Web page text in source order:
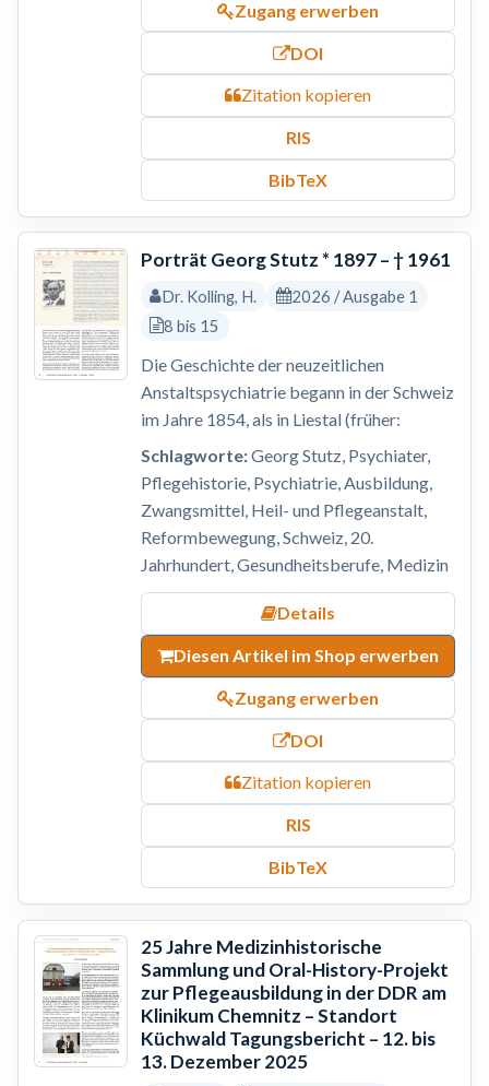
Zugang erwerben
DOI
Zitation kopieren
RIS
BibTeX
Porträt Georg Stutz * 1897 – † 1961
Dr. Kolling, H.
2026 / Ausgabe 1
8 bis 15
Die Geschichte der neuzeitlichen
Anstaltspsychiatrie begann in der Schweiz
im Jahre 1854, als in Liestal (früher:
Schlagworte:Georg Stutz, Psychiater,
Pflegehistorie, Psychiatrie, Ausbildung,
Zwangsmittel, Heil- und Pflegeanstalt,
Reformbewegung, Schweiz, 20.
Jahrhundert, Gesundheitsberufe, Medizin
Details
Diesen Artikel im Shop erwerben
Zugang erwerben
DOI
Zitation kopieren
RIS
BibTeX
25 Jahre Medizinhistorische
Sammlung und Oral-History-Projekt
zur Pflegeausbildung in der DDR am
Klinikum Chemnitz – Standort
Küchwald Tagungsbericht – 12. bis
13. Dezember 2025